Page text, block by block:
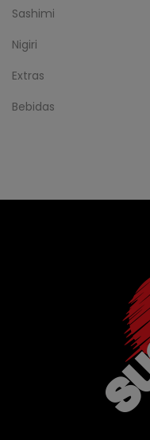
Sashimi
Nigiri
Extras
Bebidas